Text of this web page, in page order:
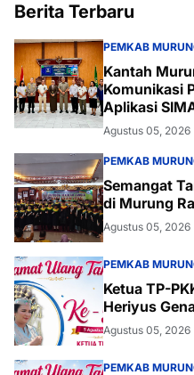
Berita Terbaru
PEMKAB
Kantah
Komunikasi
Aplikasi
Palangka Raya
Agustus 05, 2026
PEMKAB
Semangat
di Murung
Agustus 05, 2026
PEMKAB
Ketua TP-
Heriyus
Agustus 05, 2026
PEMKAB